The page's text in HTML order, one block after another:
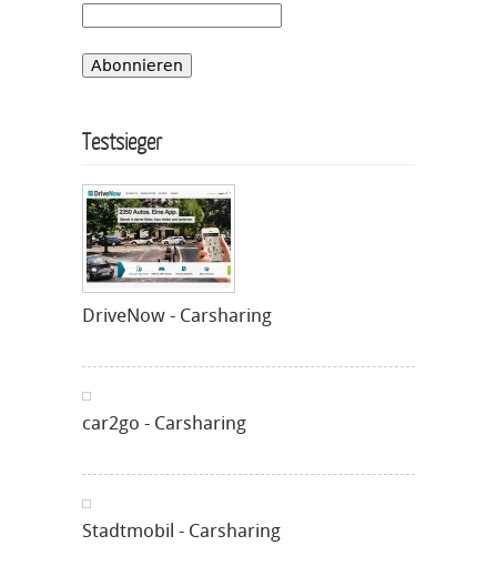
Testsieger
DriveNow - Carsharing
car2go - Carsharing
Stadtmobil - Carsharing